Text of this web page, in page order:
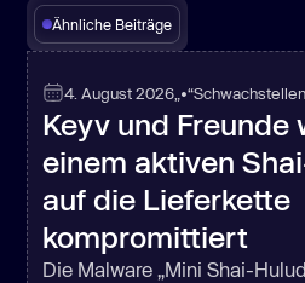
Ähnliche Beiträge
4. August 2026 „•“
Keyv und Freunde
einem aktiven
auf die Lieferkette
kompromittiert
Die Malware „Mini Shai-